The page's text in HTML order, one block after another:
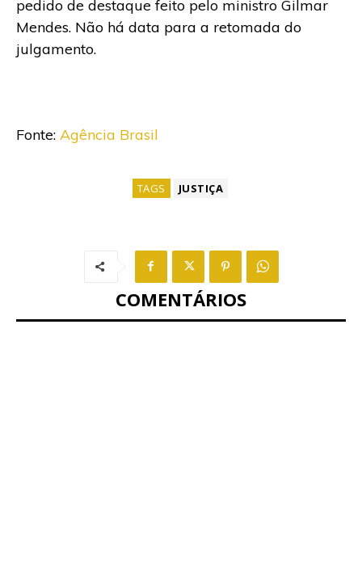
pedido de destaque feito pelo ministro Gilmar
Mendes. Não há data para a retomada do
julgamento.
Fonte: Agência Brasil
TAGS JUSTIÇA
COMENTÁRIOS